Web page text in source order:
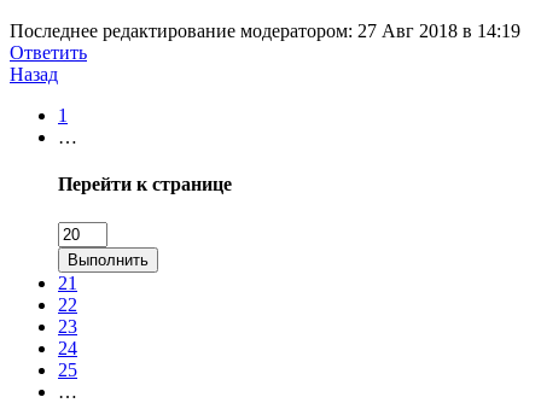
Последнее редактирование модератором: 27 Авг 2018 в 14:19
Ответить
Назад
1
…
Перейти к странице
Выполнить
21
22
23
24
25
…